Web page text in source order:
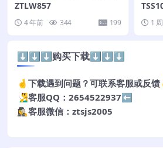
ZTLW857
4 年前 344 199 1
⬇️⬇️⬇️购买下载⬇️⬇️⬇️
🤞下载遇到问题？可联系客服或反馈
🧏‍♂️客服QQ：2654522937⬅️
🕵️‍♀️客服微信：ztsjs2005